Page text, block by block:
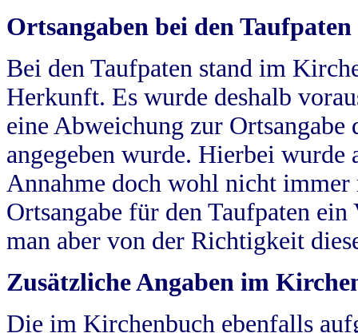
Ortsangaben bei den Taufpaten
Bei den Taufpaten stand im
Herkunft. Es wurde deshalb
eine Abweichung zur
angegeben wurde. Hierbei wurde
Annahme doch wohl nicht
Ortsangabe für den Taufpaten
man aber von der Richtigkeit
Zusätzliche Angaben im
Die im Kirchenbuch ebenfalls